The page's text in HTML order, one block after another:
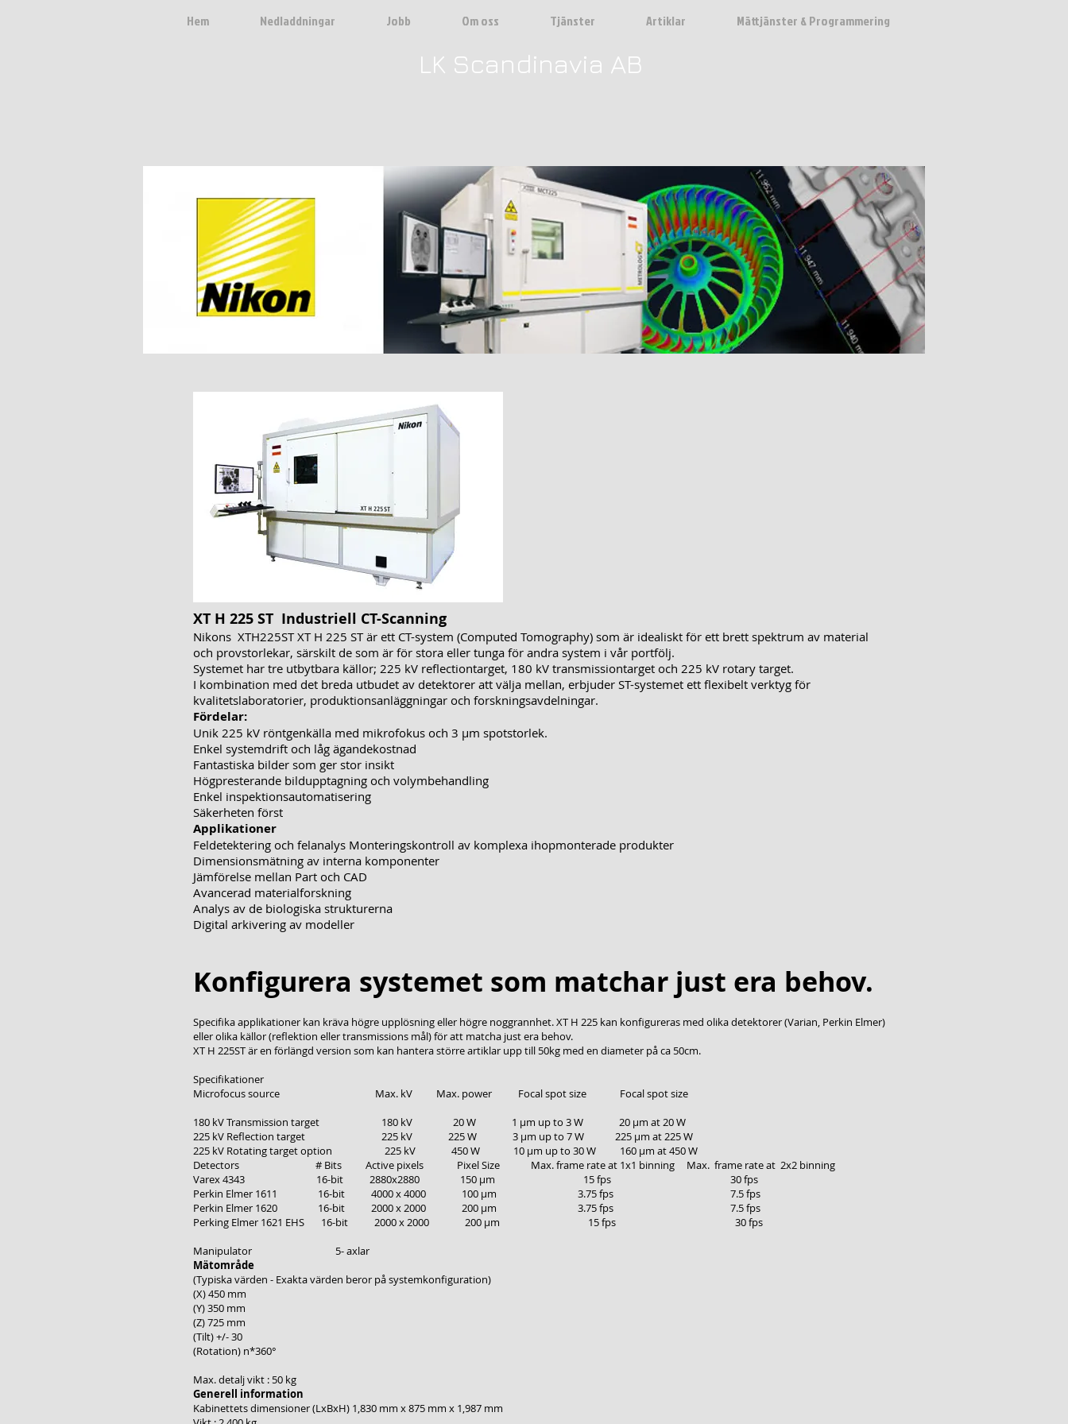
Hem Nedladdningar Jobb Om oss Tjänster Artiklar Mättjänster & Programmering
LK Scandinavia AB
XT H 225 ST Industriell CT-Scanning
Nikons XTH225ST XT H 225 ST är ett CT-system (Computed Tomography) som är idealiskt för ett brett spektrum av material
och provstorlekar, särskilt de som är för stora eller tunga för andra system i vår portfölj.
Systemet har tre utbytbara källor; 225 kV reflectiontarget, 180 kV transmissiontarget och 225 kV rotary target.
I kombination med det breda utbudet av detektorer att välja mellan, erbjuder ST-systemet ett flexibelt verktyg för
kvalitetslaboratorier, produktionsanläggningar och forskningsavdelningar.
Fördelar:
Unik 225 kV röntgenkälla med mikrofokus och 3 µm spotstorlek.
Enkel systemdrift och låg ägandekostnad
Fantastiska bilder som ger stor insikt
Högpresterande bildupptagning och volymbehandling
Enkel inspektionsautomatisering
Säkerheten först
Applikationer
Feldetektering och felanalys Monteringskontroll av komplexa ihopmonterade produkter
Dimensionsmätning av interna komponenter
Jämförelse mellan Part och CAD
Avancerad materialforskning
Analys av de biologiska strukturerna
Digital arkivering av modeller
Konfigurera systemet som matchar just era behov.
Specifika applikationer kan kräva högre upplösning eller högre noggrannhet. XT H 225 kan konfigureras med olika detektorer (Varian, Perkin Elmer)
eller olika källor (reflektion eller transmissions mål) för att matcha just era behov.
XT H 225ST är en förlängd version som kan hantera större artiklar upp till 50kg med en diameter på ca 50cm.
Specifikationer
Microfocus source Max. kV Max. power Focal spot size Focal spot size
180 kV Transmission target 180 kV 20 W 1 µm up to 3 W 20 µm at 20 W
225 kV Reflection target 225 kV 225 W 3 µm up to 7 W 225 µm at 225 W
225 kV Rotating target option 225 kV 450 W 10 µm up to 30 W 160 µm at 450 W
Detectors # Bits Active pixels Pixel Size Max. frame rate at 1x1 binning Max. frame rate at 2x2 binning
Varex 4343 16-bit 2880x2880 150 µm 15 fps 30 fps
Perkin Elmer 1611 16-bit 4000 x 4000 100 µm 3.75 fps 7.5 fps
Perkin Elmer 1620 16-bit 2000 x 2000 200 µm 3.75 fps 7.5 fps
Perking Elmer 1621 EHS 16-bit 2000 x 2000 200 µm 15 fps 30 fps
Manipulator 5- axlar
Mätområde
(Typiska värden - Exakta värden beror på systemkonfiguration)
(X) 450 mm
(Y) 350 mm
(Z) 725 mm
(Tilt) +/- 30
(Rotation) n*360°
Max. detalj vikt : 50 kg
Generell information
Kabinettets dimensioner (LxBxH) 1,830 mm x 875 mm x 1,987 mm